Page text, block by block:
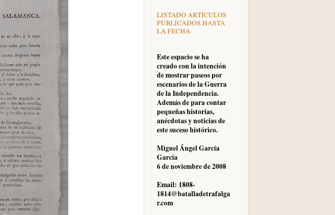
LISTADO ARTÍCULOS
PUBLICADOS HASTA
LA FECHA
Este espacio se ha
creado con la intención
de mostrar paseos por
escenarios de la Guerra
de la Independencia.
Además de para contar
pequeñas historias,
anécdotas y noticias de
este suceso histórico.
Miguel Ángel García
García
6 de noviembre de 2008
Email: 1808-
1814@batalladetrafalga
r.com